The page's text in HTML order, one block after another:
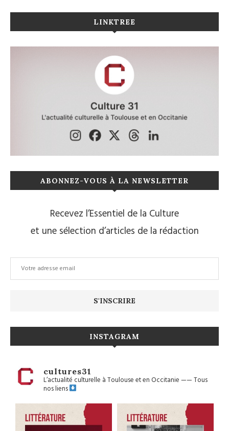
LINKTREE
ABONNEZ-VOUS À LA NEWSLETTER
Recevez l’Essentiel de la Culture
et une sélection d’articles de la rédaction
INSTAGRAM
cultures31
L’actualité culturelle à Toulouse et en Occitanie——Tous
nos liens